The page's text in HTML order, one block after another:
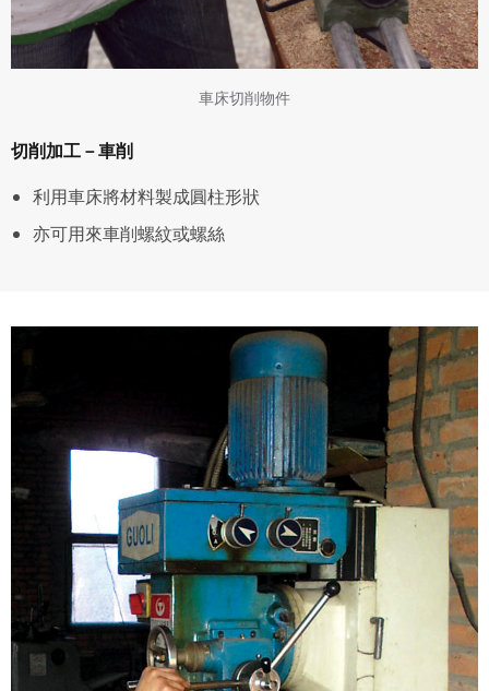
車床切削物件
切削加工－車削
利用車床將材料製成圓柱形狀
亦可用來車削螺紋或螺絲